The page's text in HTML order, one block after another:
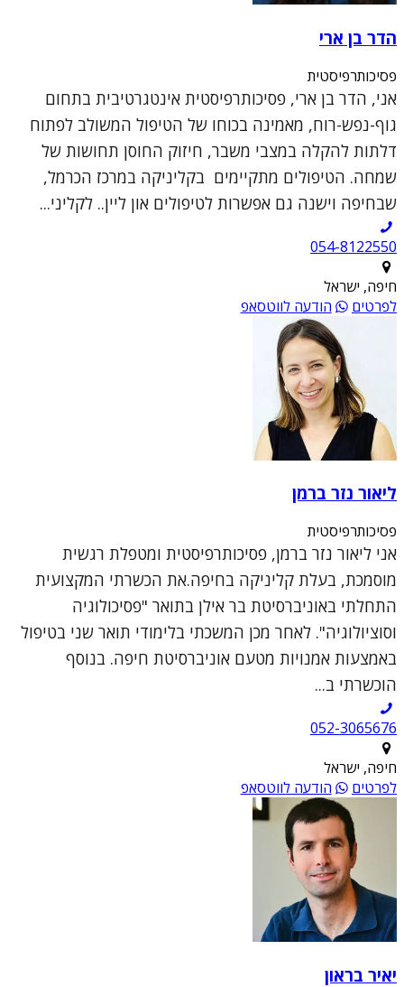
הדר בן ארי
פסיכותרפיסטית
אני, הדר בן ארי, פסיכותרפיסטית אינטגרטיבית בתחום
גוף-נפש-רוח, מאמינה בכוחו של הטיפול המשולב לפתוח
דלתות להקלה במצבי משבר, חיזוק החוסן תחושות של
שמחה. הטיפולים מתקיימים בקליניקה במרכז הכרמל,
שבחיפה וישנה גם אפשרות לטיפולים און ליין.. לקליני...
054-8122550
חיפה, ישראל
לפרטים
הודעה לווטסאפ
ליאור נזר ברמן
פסיכותרפיסטית
אני ליאור נזר ברמן, פסיכותרפיסטית ומטפלת רגשית
מוסמכת, בעלת קליניקה בחיפה.את הכשרתי המקצועית
התחלתי באוניברסיטת בר אילן בתואר "פסיכולוגיה
וסוציולוגיה". לאחר מכן המשכתי בלימודי תואר שני בטיפול
באמצעות אמנויות מטעם אוניברסיטת חיפה. בנוסף
הוכשרתי ב...
052-3065676
חיפה, ישראל
לפרטים
הודעה לווטסאפ
יאיר בראון